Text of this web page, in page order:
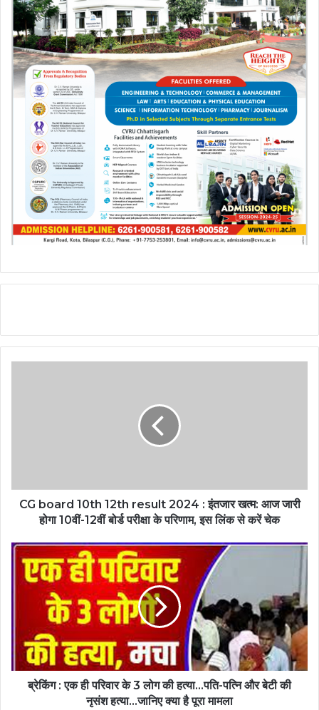
Reading
CG board 10th 12th result 2024 : इंतजार खत्म: आज जारी
होगा 10वीं-12वीं बोर्ड परीक्षा के परिणाम, इस लिंक से करें चेक
ब्रेकिंग : एक ही परिवार के 3 लोग की हत्या…पति-पत्नि और बेटी की
नृसंश हत्या…जानिए क्या है पूरा मामला